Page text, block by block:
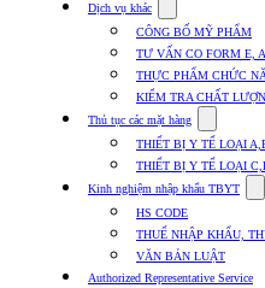
TBYT
Dịch vụ khác
submenu
for
Dịch
vụ
khác
CÔNG BỐ MỸ PHẨM
TƯ VẤN CO FORM E,
THỰC PHẨM CHỨC
KIỂM TRA CHẤT
Thủ tục các mặt hàng
for
Thủ
tục
mặt
hàng
THIẾT BỊ Y TẾ LOẠI
THIẾT BỊ Y TẾ LOẠI
Kinh nghiệm nhập khẩu TBYT
HS CODE
THUẾ NHẬP KHẨU,
VĂN BẢN LUẬT
Authorized Representative Service